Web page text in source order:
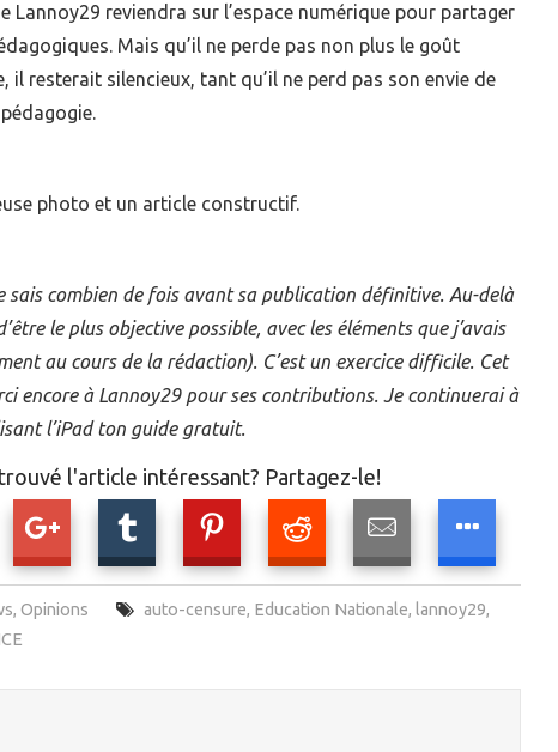
Lannoy29 reviendra sur l’espace numérique pour partager
Mais qu’il ne perde pas non plus le goût
il resterait silencieux, tant qu’il ne perd pas son envie de
photo et un article constructif.
sais combien de fois avant sa publication définitive. Au-delà
le plus objective possible, avec les éléments que j’avais
au cours de la rédaction). C’est un exercice difficile. Cet
encore à Lannoy29 pour ses contributions. Je continuerai à
l’iPad ton guide gratuit.
l'article intéressant? Partagez-le!
,Opinions auto-censure, Education Nationale, lannoy29,